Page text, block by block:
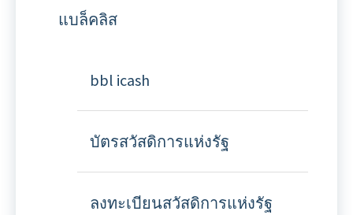
แบล็คลิส
bbl icash
บัตรสวัสดิการแห่งรัฐ
ลงทะเบียนสวัสดิการแห่งรัฐ